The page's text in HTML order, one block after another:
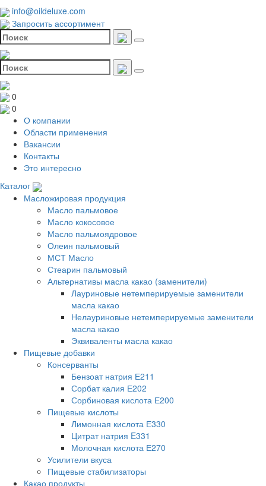
info@oildeluxe.com
Запросить ассортимент
0
0
О компании
Области применения
Вакансии
Контакты
Это интересно
Каталог
Масложировая продукция
Масло пальмовое
Масло кокосовое
Масло пальмоядровое
Олеин пальмовый
МСТ Масло
Стеарин пальмовый
Альтернативы масла какао (заменители)
Лауриновые нетемперируемые заменители
масла какао
Нелауриновые нетемперируемые заменители
масла какао
Эквиваленты масла какао
Пищевые добавки
Консерванты
Бензоат натрия Е211
Сорбат калия Е202
Сорбиновая кислота Е200
Пищевые кислоты
Лимонная кислота Е330
Цитрат натрия E331
Молочная кислота Е270
Усилители вкуса
Пищевые стабилизаторы
Какао продукты